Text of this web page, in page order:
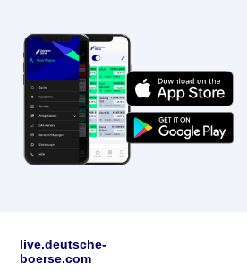
live.deutsche-
boerse.com